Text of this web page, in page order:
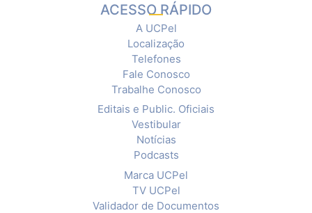
ACESSO RÁPIDO
A UCPel
Localização
Telefones
Fale Conosco
Trabalhe Conosco
Editais e Public. Oficiais
Vestibular
Notícias
Podcasts
Marca UCPel
TV UCPel
Validador de Documentos